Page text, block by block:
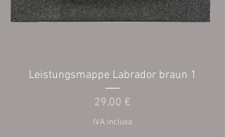
Leistungsmappe Labrador braun 1
Prezzo
29,00 €
IVA inclusa